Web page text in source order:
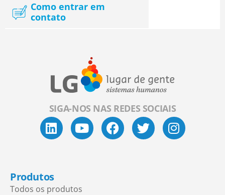
Como entrar em
contato
SIGA-NOS NAS REDES SOCIAIS
Produtos
Todos os produtos